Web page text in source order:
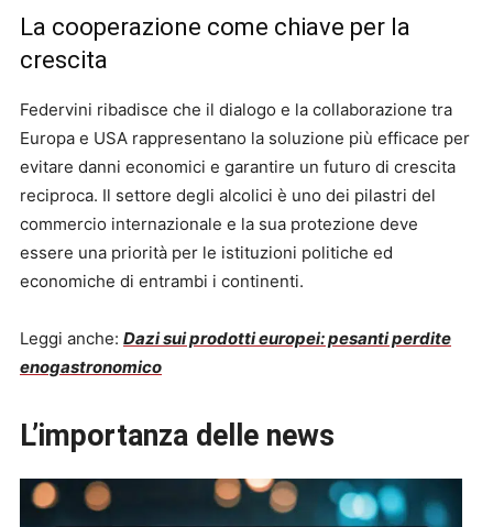
La cooperazione come chiave per la
crescita
Federvini ribadisce che il dialogo e la collaborazione tra
Europa e USA rappresentano la soluzione più efficace per
evitare danni economici e garantire un futuro di crescita
reciproca. Il settore degli alcolici è uno dei pilastri del
commercio internazionale e la sua protezione deve
essere una priorità per le istituzioni politiche ed
economiche di entrambi i continenti.
Leggi anche: Dazi sui prodotti europei: pesanti perdite
enogastronomico
L’importanza delle news